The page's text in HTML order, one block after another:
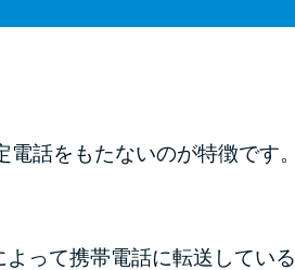
りる方法がある？
ソフト闇金とは？悪質な手口に
理由と借りた場合の対処法
話をもたないのが特徴です。
って携帯電話に転送している